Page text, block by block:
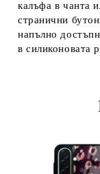
калъфа в чанта
странични
напълно
в силиконовата